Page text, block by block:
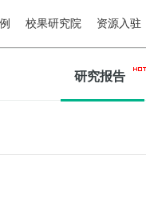
校果研究院 资源入驻
研究报告